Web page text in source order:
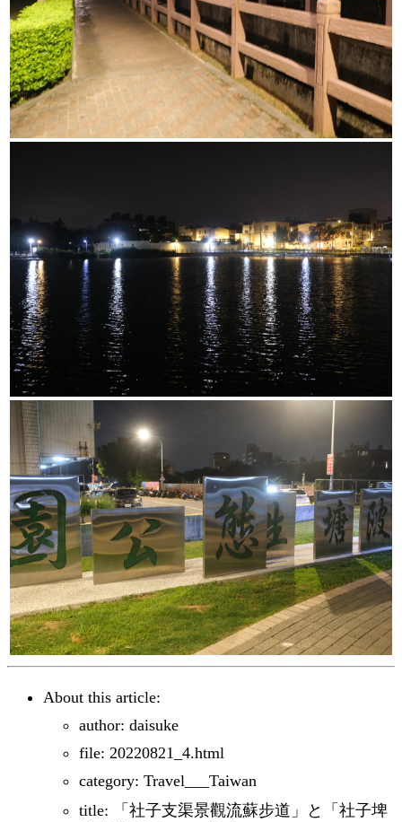
About this article:
author: daisuke
file: 20220821_4.html
category: Travel___Taiwan
title: 「社子支渠景觀流蘇步道」と「社子埤